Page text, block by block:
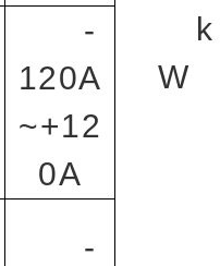
k
W
-
120A
~+12
0A
-